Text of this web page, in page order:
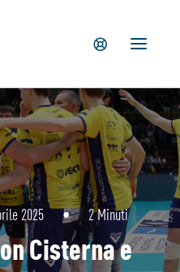
2025 • 2 Minuti
Cisterna e